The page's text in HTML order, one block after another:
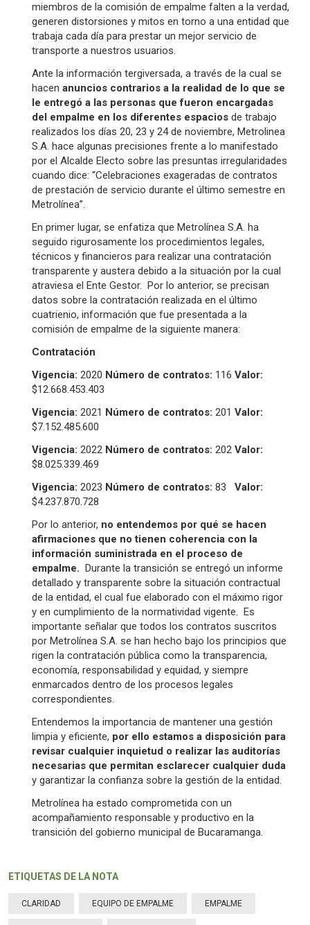
miembros de la comisión de empalme falten a la verdad,
generen distorsiones y mitos en torno a una entidad que
trabaja cada día para prestar un mejor servicio de
transporte a nuestros usuarios.
Ante la información tergiversada, a través de la cual se
hacen anuncios contrarios a la realidad de lo que se
le entregó a las personas que fueron encargadas
del empalme en los diferentes espacios de trabajo
realizados los días 20, 23 y 24 de noviembre, Metrolinea
S.A. hace algunas precisiones frente a lo manifestado
por el Alcalde Electo sobre las presuntas irregularidades
cuando dice: “Celebraciones exageradas de contratos
de prestación de servicio durante el último semestre en
Metrolínea”.
En primer lugar, se enfatiza que Metrolínea S.A. ha
seguido rigurosamente los procedimientos legales,
técnicos y financieros para realizar una contratación
transparente y austera debido a la situación por la cual
atraviesa el Ente Gestor. Por lo anterior, se precisan
datos sobre la contratación realizada en el último
cuatrienio, información que fue presentada a la
comisión de empalme de la siguiente manera:
Contratación
Vigencia: 2020 Número de contratos: 116 Valor:
$12.668.453.403
Vigencia: 2021 Número de contratos: 201 Valor:
$7.152.485.600
Vigencia: 2022 Número de contratos: 202 Valor:
$8.025.339.469
Vigencia: 2023 Número de contratos: 83 Valor:
$4.237.870.728
Por lo anterior, no entendemos por qué se hacen
afirmaciones que no tienen coherencia con la
información suministrada en el proceso de
empalme. Durante la transición se entregó un informe
detallado y transparente sobre la situación contractual
de la entidad, el cual fue elaborado con el máximo rigor
y en cumplimiento de la normatividad vigente. Es
importante señalar que todos los contratos suscritos
por Metrolínea S.A. se han hecho bajo los principios que
rigen la contratación pública como la transparencia,
economía, responsabilidad y equidad, y siempre
enmarcados dentro de los procesos legales
correspondientes.
Entendemos la importancia de mantener una gestión
limpia y eficiente, por ello estamos a disposición para
revisar cualquier inquietud o realizar las auditorías
necesarias que permitan esclarecer cualquier duda
y garantizar la confianza sobre la gestión de la entidad.
Metrolínea ha estado comprometida con un
acompañamiento responsable y productivo en la
transición del gobierno municipal de Bucaramanga.
ETIQUETAS DE LA NOTA
CLARIDAD EQUIPO DE EMPALME EMPALME